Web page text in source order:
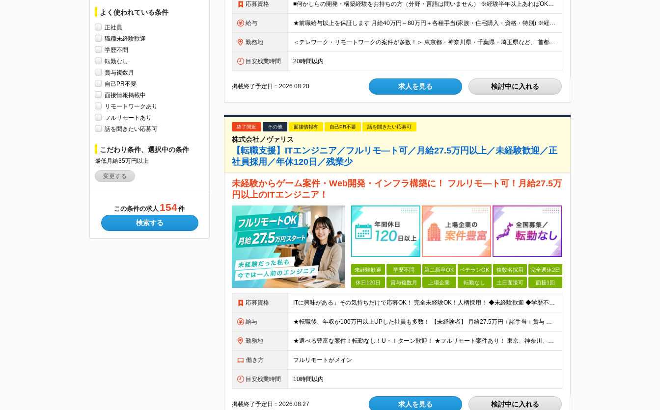
よく使われている条件
正社員
職種未経験歓迎
学歴不問
転勤なし
賞与複数月
自己PR不要
面接情報掲載中
リモートワークあり
フルリモートあり
話を聞きたい応募可
こだわり条件、選択中の条件
最低月給35万円以上
変更する
この条件の求人 154件
検索する
応募資格 ■何かしらの開発・構築経験をお持ちの方（分野・言語は問いません） ※経験半年以上あればOK。微経験者も歓迎します！ ■学歴不問 ■40代～50代のエンジニアも活躍中 ☆「頑張りたい」という意欲がおあ
給与 ★前職給与以上を保証します 月給40万円～80万円＋各種手当(家族・住宅購入・資格・特別) ※経験・能力などを考慮の上、優遇いたします ※上記金額には30時間分のみなし残業代(5万4054円～10万
勤務地 ＜テレワーク・リモートワークの案件が多数！＞ 東京都・神奈川県・千葉県・埼玉県など、 首都圏近郊のプロジェクト先へ配属します。 【東京オフィス】★市ヶ谷駅から徒歩1分 東京都千代田区九段北4-1-9
目安残業時間 20時間以内
掲載終了予定日：2026.08.20 求人を見る 検討中に入れる
終了間近 その他 面接情報有 自己PR不要 話を聞きたい応募可
株式会社ノヴァリス
【転職支援】ITエンジニア／フルリモ―ト可／月給27.5万円以上／未経験歓迎／正
社員採用／年休120日／残業少
未経験からゲーム案件・Web開発・インフラ構築に！ フルリモ―ト可！月給27.5万
円以上のITエンジニア！
未経験歓迎 学歴不問 第二新卒OK ベテランOK 複数名採用 完全週休2日
休日120日 賞与複数月 上場企業 転勤なし 土日面接可 面接1回
応募資格 ITに興味がある」その気持ちだけで応募OK！ 完全未経験OK！人柄採用！ ◆未経験歓迎 ◆学歴不問、文系理系不問 ◆第二新卒歓迎 ★経験や知識よりも、あなたの「挑戦したい」という気持ちを重視します
給与 ★転職後、年収が100万円以上UPした社員も多数！ 【未経験者】 月給27.5万円＋諸手当＋賞与 【経験者】※実務3年以上を想定 月給30万円以上＋諸手当＋賞与 ※経験やスキルに応じて決定します
勤務地 ★選べる豊富な案件！転勤なし！U・Ｉターン歓迎！ ★フルリモート案件あり！ 東京、神奈川、埼玉、千葉、愛知、大阪、兵庫、京都、広島、福岡をはじめとする全国各地のプロジェクト先。 プライム上場、グロ
働き方 フルリモートがメイン
目安残業時間 10時間以内
掲載終了予定日：2026.08.27 求人を見る 検討中に入れる